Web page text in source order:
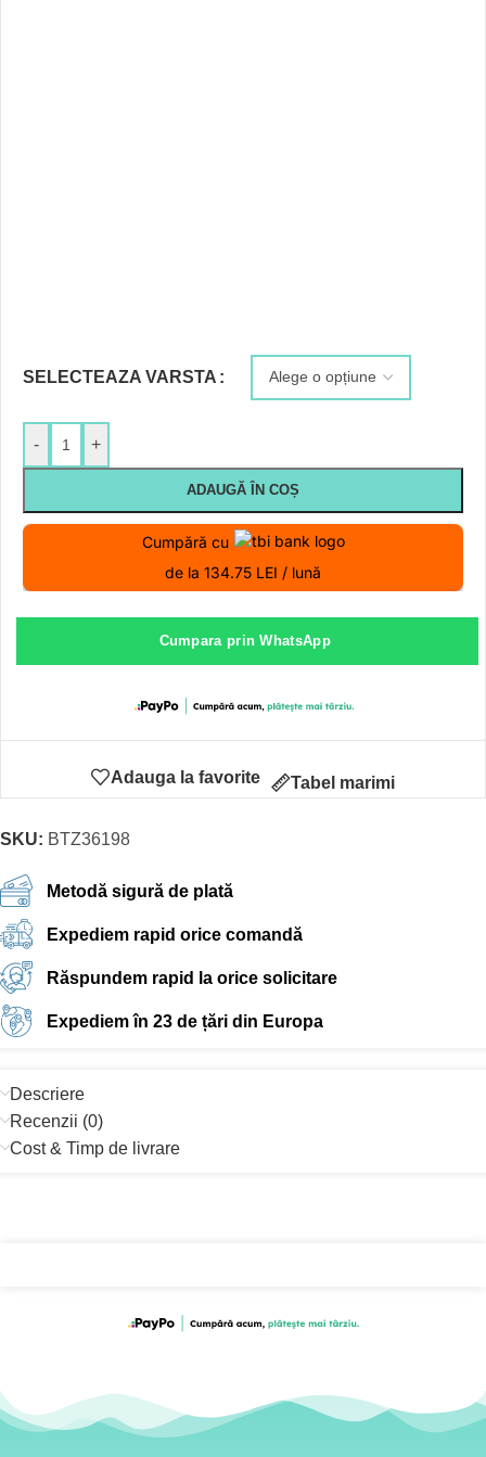
SELECTEAZA VARSTA
- +
ADAUGĂ ÎN COȘ
Cumpără cu
de la 134.75 LEI / lună
Cumpara prin WhatsApp
Adauga la favorite Tabel marimi
SKU: BTZ36198
Metodă sigură de plată
Expediem rapid orice comandă
Răspundem rapid la orice solicitare
Expediem în 23 de țări din Europa
Descriere
Recenzii (0)
Cost & Timp de livrare